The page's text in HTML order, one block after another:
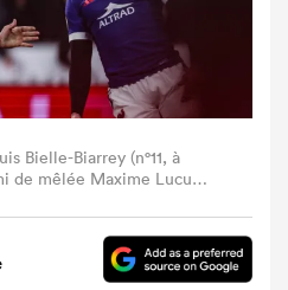
Bielle-Biarrey (n°11, à
de mêlée Maxime Lucu
et l’Australie au Stade de
de Paris, le 22 novembre
Poujoulat / AFP via